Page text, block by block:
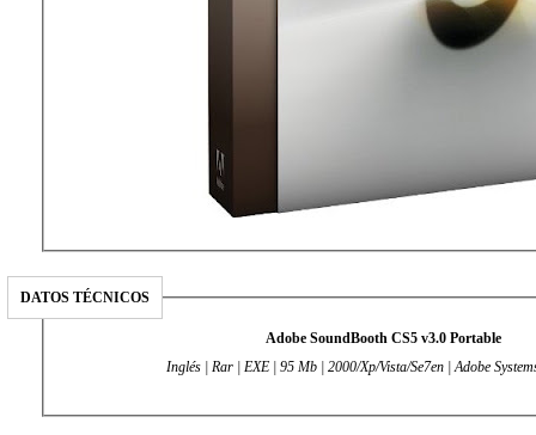
DATOS TÉCNICOS
Adobe SoundBooth CS5 v3.0Portable
Inglés | Rar | EXE | 95 Mb | 2000/Xp/Vista/Se7en | Adobe